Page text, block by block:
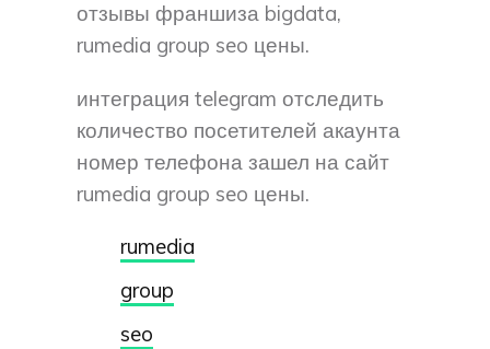
отзывы франшиза bigdata,
rumedia group seo цены.
интеграция telegram отследить
количество посетителей акаунта
номер телефона зашел на сайт
rumedia group seo цены.
rumedia
group
seo